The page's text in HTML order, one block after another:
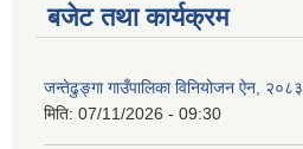
बजेट तथा कार्यक्रम
जन्तेढुङ्गा गाउँपालिका विनियोजन ऐन, २०८३
मिति: 07/11/2026 - 09:30